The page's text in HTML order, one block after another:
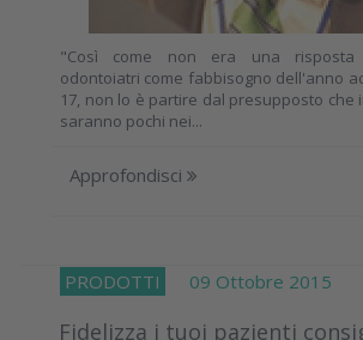
"Così come non era una risposta
odontoiatri come fabbisogno dell'anno
17, non lo è partire dal presupposto che
saranno pochi nei...
Approfondisci
PRODOTTI 09 Ottobre 2015
Fidelizza i tuoi pazienti